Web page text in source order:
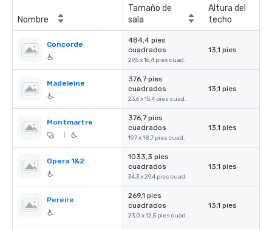
Nombre
Tamaño de
sala
Altura del
techo
Concorde
484,4 pies
cuadrados
29,5 x 16,4 pies cuad.
13,1 pies
Madeleine
376,7 pies
cuadrados
23,6 x 15,4 pies cuad.
13,1 pies
Montmartre
376,7 pies
cuadrados
19,7 x 18,7 pies cuad.
13,1 pies
Opera 1&2
1033,3 pies
cuadrados
34,3 x 29,4 pies cuad.
13,1 pies
Pereire
269,1 pies
cuadrados
23,0 x 12,5 pies cuad.
13,1 pies